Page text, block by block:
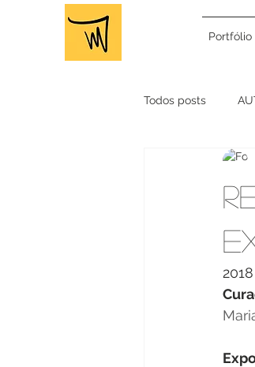
Portfólio
Todos posts
ALDEIA
2018